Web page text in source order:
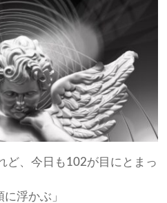
ど、今日も102が目にとまっ
浮かぶ」